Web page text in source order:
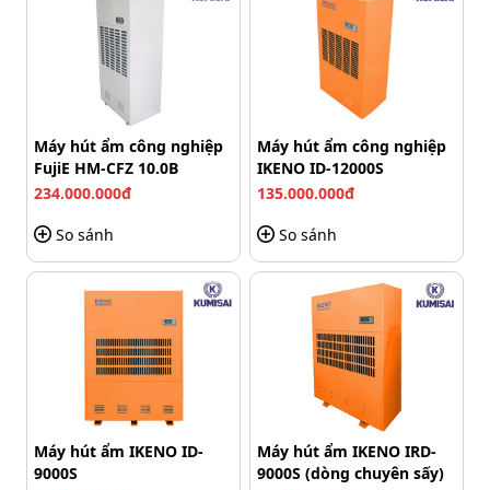
dáng như hộp nút bấm để bàn hoặc nút bấm gắn
tường, phù hợp với nhiều không gian lắp đặt khác nhau.
Thiết kế nhỏ gọn, chắc chắn. Thao tác thuận tiện, tạo sự
gọn gàng, chuyên nghiệp cho khu vực làm việc của nhân
viên bảo vệ hoặc phòng điều hành.
Máy hút ẩm công nghiệp
FujiE HM-CFZ 10.0B
234.000.000đ
So sánh
Máy hút ẩm công nghiệp
IKENO ID-12000S
135.000.000đ
So sánh
Máy hút ẩm IKENO ID-
9000S
Máy hút ẩm IKENO IRD-
9000S (dòng chuyên sấy)